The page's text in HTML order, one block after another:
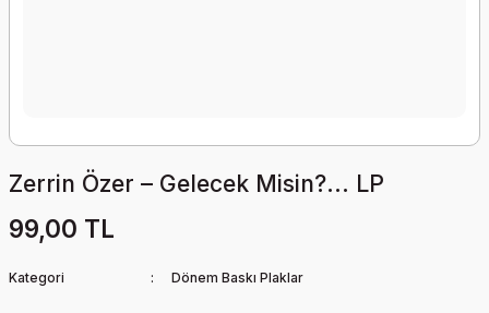
Zerrin Özer – Gelecek Misin?... LP
99,00 TL
Kategori Dönem Baskı Plaklar